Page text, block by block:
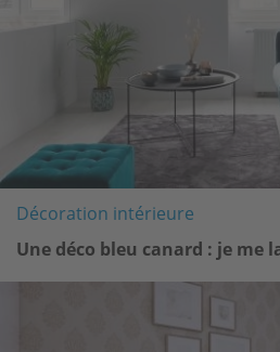
Décoration intérieure
Une déco bleu canard : je me